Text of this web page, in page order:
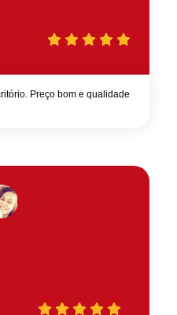
Preço bom e qualidade